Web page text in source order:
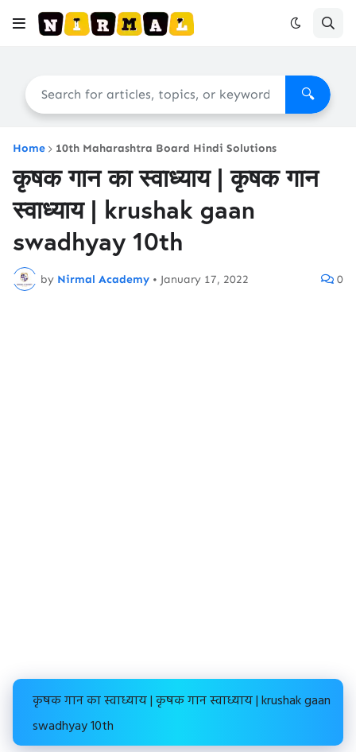
🔍
Home 10th Maharashtra Board Hindi Solutions
कृषक गान का स्वाध्याय | कृषक गान
स्वाध्याय | krushak gaan
swadhyay 10th
by Nirmal Academy • January 17, 2022 0
कृषक गान का स्वाध्याय | कृषक गान स्वाध्याय | krushak gaan
swadhyay 10th